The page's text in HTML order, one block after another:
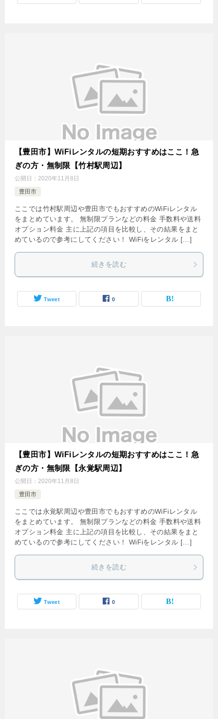
【豊田市】WiFiレンタルの短期おすすめはここ！急
ぎの方・無制限【竹村駅周辺】
公開日： 2020年11月8日
豊田市
ここでは竹村駅周辺や豊田市でもおすすめのWiFiレンタル
をまとめています。 無制限プランなどの料金 手数料や送料
オプション料金 主に上記の項目を比較し、その結果をまと
めているので参考にしてください！ WiFiをレンタル […]
続きを読む
Tweet 0
【豊田市】WiFiレンタルの短期おすすめはここ！急
ぎの方・無制限【永覚駅周辺】
公開日： 2020年11月8日
豊田市
ここでは永覚駅周辺や豊田市でもおすすめのWiFiレンタル
をまとめています。 無制限プランなどの料金 手数料や送料
オプション料金 主に上記の項目を比較し、その結果をまと
めているので参考にしてください！ WiFiをレンタル […]
続きを読む
Tweet 0